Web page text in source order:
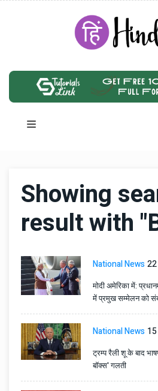
Showing
result with
National News
मोदी अमेरिका में:
में प्रमुख सम्मेलन को
National News
ट्रम्प रैली शू के बाद
बॉक्स' गलती